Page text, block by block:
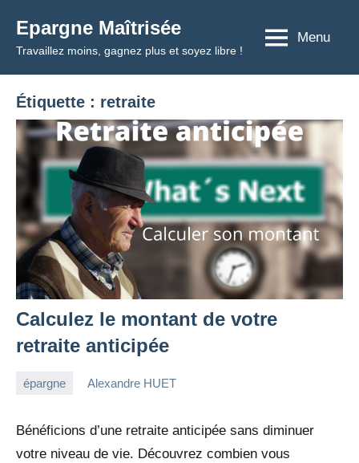
contenu
Epargne Maîtrisée
Travaillez moins, gagnez plus et soyez libre !
Menu
Étiquette : retraite
Calculez le montant de votre
retraite anticipée
épargne
2022
Alexandre HUET
Bénéficions d’une retraite anticipée sans diminuer
votre niveau de vie. Découvrez combien vous